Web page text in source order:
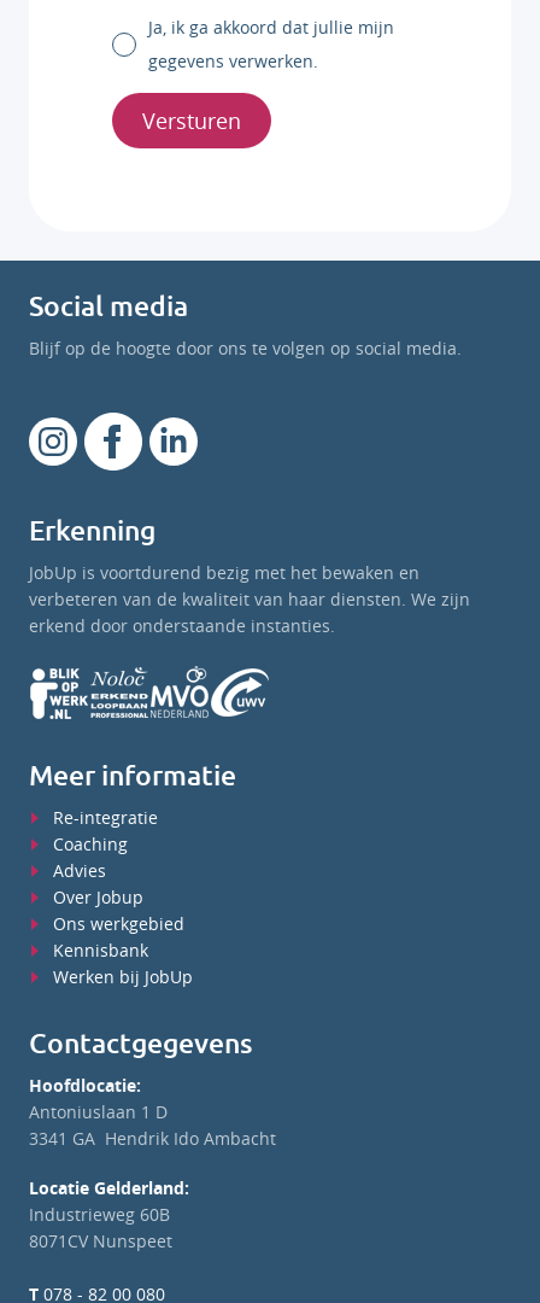
Ja, ik ga akkoord dat jullie mijn
gegevens verwerken.
Versturen
Social media
Blijf op de hoogte door ons te volgen op social media.
Erkenning
JobUp is voortdurend bezig met het bewaken en
verbeteren van de kwaliteit van haar diensten. We zijn
erkend door onderstaande instanties.
Meer informatie
Re-integratie
Coaching
Advies
Over Jobup
Ons werkgebied
Kennisbank
Werken bij JobUp
Contactgegevens
Hoofdlocatie:
Antoniuslaan 1 D
3341 GA Hendrik Ido Ambacht
Locatie Gelderland:
Industrieweg 60B
8071CV Nunspeet
T 078 - 82 00 080